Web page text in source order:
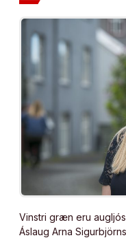
Vinstri græn eru
Áslaug Arna